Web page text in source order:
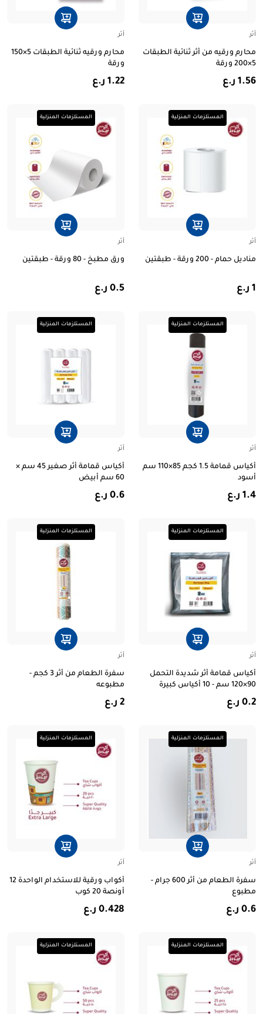
أثر
محارم ورقيه من أثر ثنائية الطبقات
5×200 ورقة
1.56 ر.ع
أثر
محارم ورقيه ثنائية الطبقات 5×150
ورقة
1.22 ر.ع
المستلزمات المنزلية
أثر
مناديل حمام - 200 ورقة - طبقتين
1 ر.ع
المستلزمات المنزلية
أثر
ورق مطبخ - 80 ورقة - طبقتين
0.5 ر.ع
المستلزمات المنزلية
أثر
أكياس قمامة 1.5 كجم 85×110 سم
أسود
1.4 ر.ع
المستلزمات المنزلية
أثر
أكياس قمامة أثر صغير 45 سم ×
60 سم أبيض
0.6 ر.ع
المستلزمات المنزلية
أثر
أكياس قمامة أثر شديدة التحمل
90×120 سم - 10 أكياس كبيرة
0.2 ر.ع
المستلزمات المنزلية
أثر
سفرة الطعام من أثر 3 كجم -
مطبوعه
2 ر.ع
المستلزمات المنزلية
أثر
سفرة الطعام من أثر 600 جرام -
مطبوع
0.6 ر.ع
المستلزمات المنزلية
أثر
أكواب ورقية للاستخدام الواحدة 12
أونصة 20 كوب
0.428 ر.ع
المستلزمات المنزلية المستلزمات المنزلية